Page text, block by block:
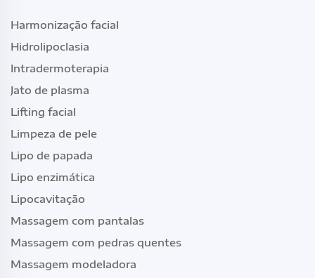
Harmonização facial
Hidrolipoclasia
Intradermoterapia
Jato de plasma
Lifting facial
Limpeza de pele
Lipo de papada
Lipo enzimática
Lipocavitação
Massagem com pantalas
Massagem com pedras quentes
Massagem modeladora